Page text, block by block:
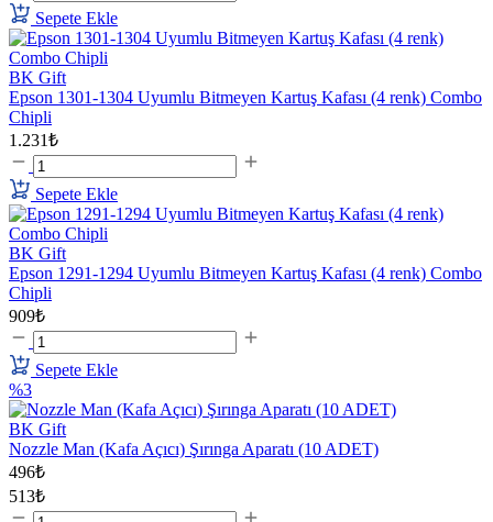
Sepete Ekle
BK Gift
Epson 1301-1304 Uyumlu Bitmeyen Kartuş Kafası (4 renk) Combo
Chipli
1.231₺
Sepete Ekle
BK Gift
Epson 1291-1294 Uyumlu Bitmeyen Kartuş Kafası (4 renk) Combo
Chipli
909₺
Sepete Ekle
%3
BK Gift
Nozzle Man (Kafa Açıcı) Şırınga Aparatı (10 ADET)
496₺
513₺